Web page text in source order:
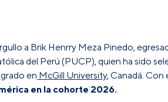
a Brik Henrry Meza Pinedo,
del Perú (PUCP), quien ha sido
en McGill University, Canadá. Con
en la cohorte 2026.